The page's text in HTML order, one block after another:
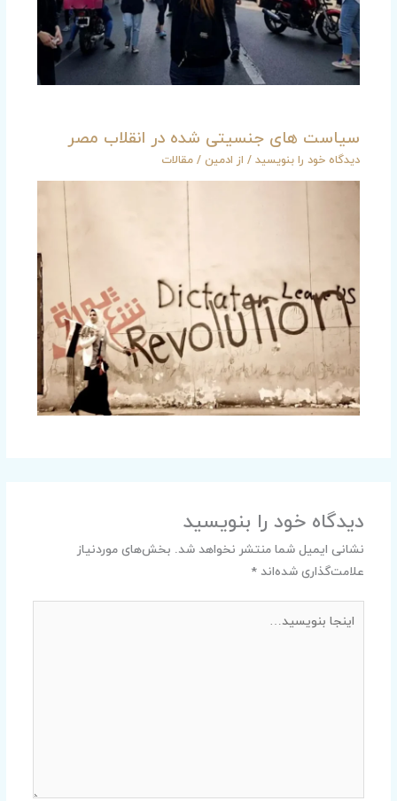
سیاست های جنسیتی شده در انقلاب مصر
دیدگاه‌ خود را بنویسید / از ادمین / مقالات
دیدگاه‌ خود را بنویسید
نشانی ایمیل شما منتشر نخواهد شد. بخش‌های موردنیاز
علامت‌گذاری شده‌اند *
بنویسید…